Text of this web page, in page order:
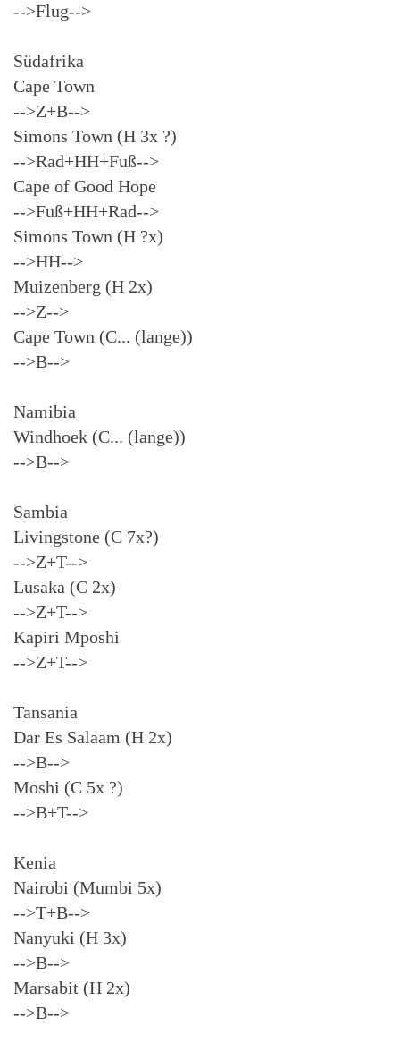
-->Flug-->
Südafrika
Cape Town
-->Z+B-->
Simons Town (H 3x ?)
-->Rad+HH+Fuß-->
Cape of Good Hope
-->Fuß+HH+Rad-->
Simons Town (H ?x)
-->HH-->
Muizenberg (H 2x)
-->Z-->
Cape Town (C... (lange))
-->B-->
Namibia
Windhoek (C... (lange))
-->B-->
Sambia
Livingstone (C 7x?)
-->Z+T-->
Lusaka (C 2x)
-->Z+T-->
Kapiri Mposhi
-->Z+T-->
Tansania
Dar Es Salaam (H 2x)
-->B-->
Moshi (C 5x ?)
-->B+T-->
Kenia
Nairobi (Mumbi 5x)
-->T+B-->
Nanyuki (H 3x)
-->B-->
Marsabit (H 2x)
-->B-->